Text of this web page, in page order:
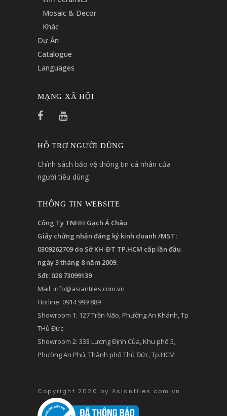
Mosaic & Decor
Khác
Dự Án
Catalogue
Languages
MẠNG XÃ HỘI
HỖ TRỢ NGƯỜI DÙNG
Chính sách bảo vệ thông tin cá nhân của
người tiêu dùng
THÔNG TIN WEBSITE
Công Ty TNHH Gạch Á Châu
Giấy chứng nhận đăng ký kinh doanh /MST:
0309262709 do Sở KH-ĐT TP.HCM cấp lần đầu
ngày 3 tháng 8 năm 2009.
Sđt: 028 73099139
Mail: info@asiantiles.com.vn
Hotline: 0914 999 889
Showroom 1: 127 Trần Não, Phường An Khánh, Tp
THủ Đức.
Showroom 2: 333 Lương Định Của, Khu phố 5,
Phường An Phú, Thành phố Thủ Đức, Tp.HCM
Copyright 2020 by Asiantiles.com.vn